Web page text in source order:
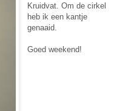
Kruidvat. Om de cirkel
heb ik een kantje
genaaid.
Goed weekend!